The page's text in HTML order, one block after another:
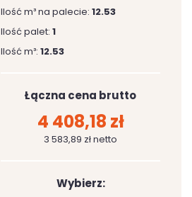
Ilość m³ na palecie: 12.53
Ilość palet: 1
Ilość m³: 12.53
Łączna cena brutto
4 408,18 zł
3 583,89 zł netto
Wybierz: